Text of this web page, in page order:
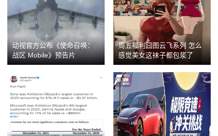
动视官方公布《使命召唤：
战区 Mobile》预告片
周五福利囧图云飞系列 怎么
感觉美女这袜子都包浆了